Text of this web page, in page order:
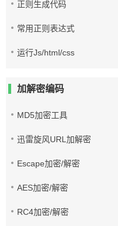
正则生成代码
常用正则表达式
运行Js/html/css
加解密编码
MD5加密工具
迅雷旋风URL加解密
Escape加密/解密
AES加密/解密
RC4加密/解密